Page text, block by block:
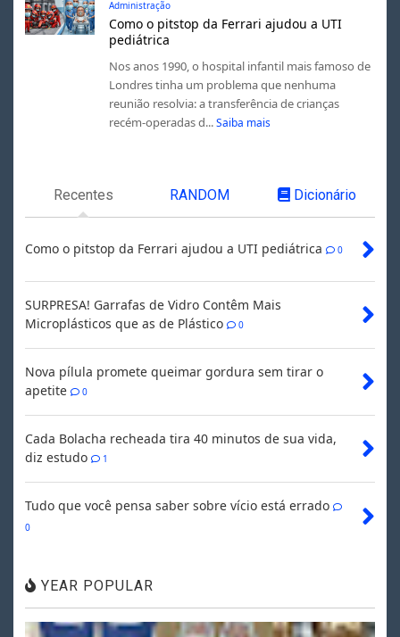
Administração
Como o pitstop da Ferrari ajudou a UTI
pediátrica
Nos anos 1990, o hospital infantil mais famoso de
Londres tinha um problema que nenhuma
reunião resolvia: a transferência de crianças
recém-operadas d... Saiba mais
Recentes RANDOM Dicionário
Como o pitstop da Ferrari ajudou a UTI pediátrica 0
SURPRESA! Garrafas de Vidro Contêm Mais
Microplásticos que as de Plástico
0
Nova pílula promete queimar gordura sem tirar o
apetite
0
Cada Bolacha recheada tira 40 minutos de sua vida,
diz estudo
1
Tudo que você pensa saber sobre vício está errado
0
YEAR POPULAR